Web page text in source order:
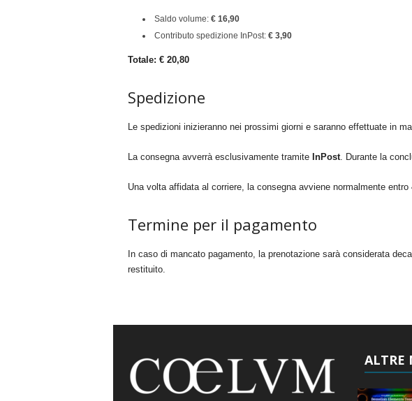
Saldo volume: € 16,90
Contributo spedizione InPost: € 3,90
Totale: € 20,80
Spedizione
Le spedizioni inizieranno nei prossimi giorni e saranno effettuate in
La consegna avverrà esclusivamente tramite InPost. Durante la
Una volta affidata al corriere, la consegna avviene normalmente entro
Termine per il pagamento
In caso di mancato pagamento, la prenotazione sarà considerata
restituito.
ALTRE